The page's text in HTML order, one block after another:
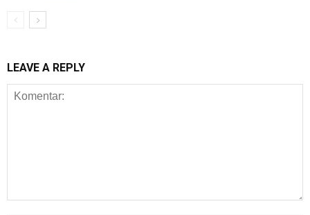
LEAVE A REPLY